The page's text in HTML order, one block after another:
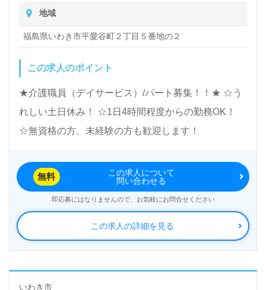
除 等
地域
福島県いわき市平愛谷町２丁目５番地の２
この求人のポイント
★介護職員（デイサービス）/パート募集！！★ ☆う
れしい土日休み！ ☆1日4時間程度からの勤務OK！
☆無資格の方、未経験の方も歓迎します！
この求人の詳細を見る
無料
この求人について
問い合わせる
即応募にはなりませんので、お気軽にお問合せください
いわき市